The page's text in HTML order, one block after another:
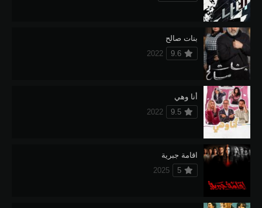
بنات صالح
9.6
2022
أنا وهي
9.5
2022
اقامة جبرية
5
2025